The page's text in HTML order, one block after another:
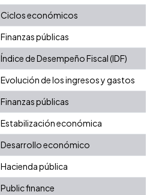
Ciclos económicos
Finanzas públicas
Índice de Desempeño Fiscal (IDF)
Evolución de los ingresos y gastos
Finanzas públicas
Estabilización económica
Desarrollo económico
Hacienda pública
Public finance